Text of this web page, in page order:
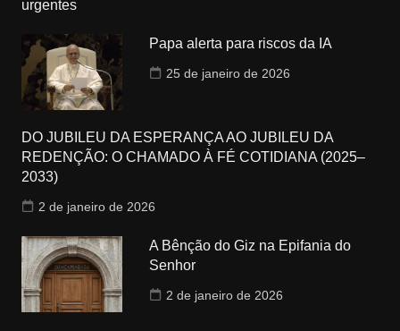
Papa alerta para riscos da IA
25 de janeiro de 2026
DO JUBILEU DA ESPERANÇA AO JUBILEU DA
REDENÇÃO: O CHAMADO À FÉ COTIDIANA (2025–
2033)
2 de janeiro de 2026
A Bênção do Giz na Epifania do
Senhor
2 de janeiro de 2026